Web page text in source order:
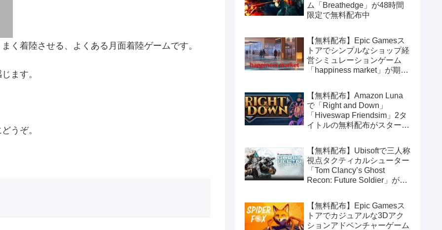
く着陸させる、よくある月面着陸ゲームです。
ます。
うぞ。
ム「Breathedge」が48時間
限定で無料配布中
【無料配布】Epic Gamesス
トアでシンプルなショップ経
営シミュレーションゲーム
「happiness market」が期間
【無料配布】Amazon Luna
で「Right and Down」
「Hiveswap Friendsim」2タ
イトルの無料配布がスタート
【無料配布】Ubisoftで三人称
視点タクティカルシューター
「Tom Clancy’s Ghost
Recon: Future Soldier」が期
Connect版）
【無料配布】Epic Gamesス
トアでカジュアルな3Dアク
ションアドベンチャーゲーム